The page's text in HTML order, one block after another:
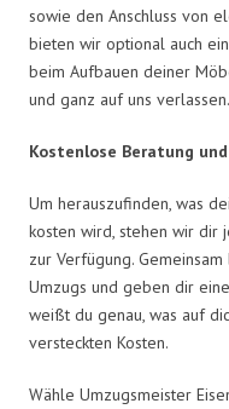
sowie den Anschluss von
bieten wir optional auch
beim Aufbauen deiner
und ganz auf uns verlassen.
Kostenlose Beratung
Um herauszufinden, was
kosten wird, stehen wir dir
zur Verfügung.
Umzugs und geben dir
weißt du genau, was auf
versteckten Kosten.
Wähle Umzugsmeister